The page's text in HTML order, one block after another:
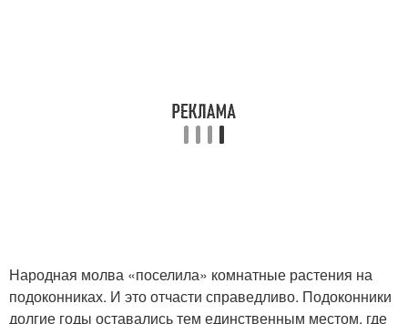
Народная молва «поселила» комнатные растения на
подоконниках. И это отчасти справедливо. Подоконники
долгие годы оставались тем единственным местом, где